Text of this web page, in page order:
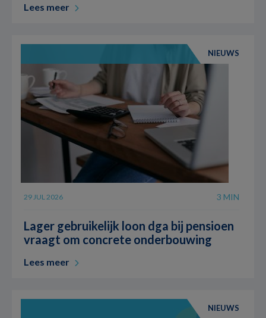
Lees meer
NIEUWS
29 JUL 2026 3 MIN
Lager gebruikelijk loon dga bij pensioen
vraagt om concrete onderbouwing
Lees meer
NIEUWS